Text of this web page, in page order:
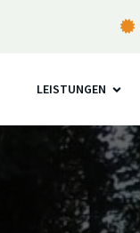
LEISTUNGEN